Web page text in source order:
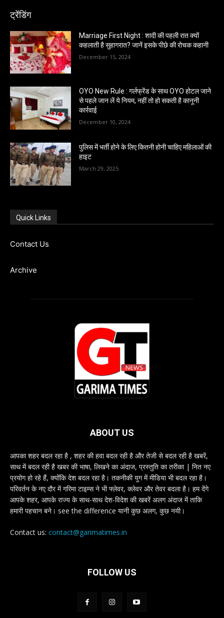
ट्रेंडिंग
Marriage First Night : शादी की पहली रात क्यों
कहलाती है सुहागरात? जानें इसके पीछे की रोचक कहानी
December 15, 2024
OYO New Rule : गर्लफ्रेंड के साथ OYO होटल जाने
से पहले जान लें ये नियम, नहीं तो हो सकती है कानूनी
कार्रवाई
December 10, 2024
पुलिस में भर्ती होने के लिए कितनी होनी चाहिए महिलाओं की
हाइट
March 29, 2025
Quick Links
Contact Us
Archive
ABOUT US
आपका शहर बदल रहा है , शहर की हवा बदल रही है और तेजी से बदल रही है खबरें,
साथ में बदल रही है खबर की भाषा, लिखने का अंदाज, प्रस्तुति का तरीका | नित नए
प्रयोग हो रहे हैं, क्योंकि देश बदल रहा है। तकनीकी युग में मीडिया भी बदल रहा है।
परिवर्तन के नए दौर में गरिमा टाइम्स ने भी फ्लेवर, क्लेवर और तेवर बदला है। हम देंगे
आपके शहर, आपके राज्य के साथ-साथ देश-विदेश की खबरें अलग अंदाज में ताकि
हमारी पहचान बने। see the difference यानी कुछ अलग, कुछ नयी।
Contact us: contact@garimatimes.in
FOLLOW US